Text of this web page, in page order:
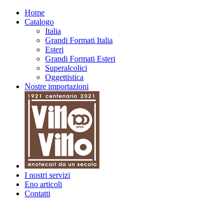
Home
Catalogo
Italia
Grandi Formati Italia
Esteri
Grandi Formati Esteri
Superalcolici
Oggettistica
Nostre importazioni
I nostri servizi
Eno articoli
Contatti